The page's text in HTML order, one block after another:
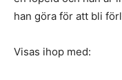
han göra för att bli
Visas ihop med: